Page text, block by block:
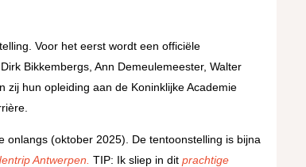
Voor het eerst wordt een officiële
Bikkembergs, Ann Demeulemeester, Walter
zij hun opleiding aan de Koninklijke Academie
onlangs (oktober 2025). De tentoonstelling is bijna
Antwerpen. TIP: Ik sliep in ditprachtige